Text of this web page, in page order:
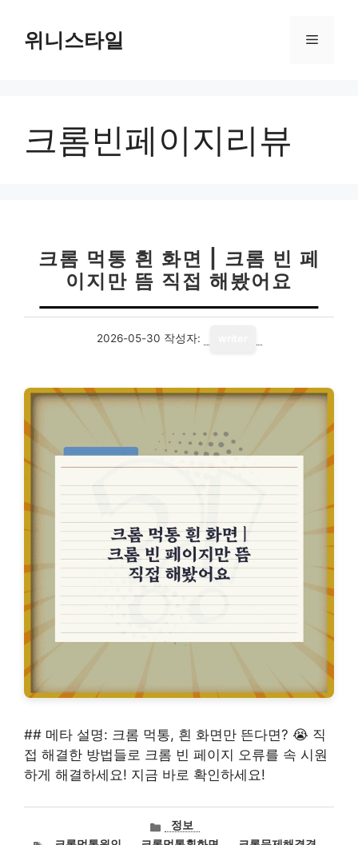
위니스타일 메
크롬빈페이지리뷰
크롬 먹통 흰 화면 | 크롬 빈 페
이지만 뜸 직접 해봤어요
2026-05-30 작성자:
## 메타 설명: 크롬 먹통, 흰 화면만 뜬다면? 😭 직
접 해결한 방법들로 크롬 빈 페이지 오류를 속 시원
하게 해결하세요! 지금 바로 확인하세요!
카
테
정보
태